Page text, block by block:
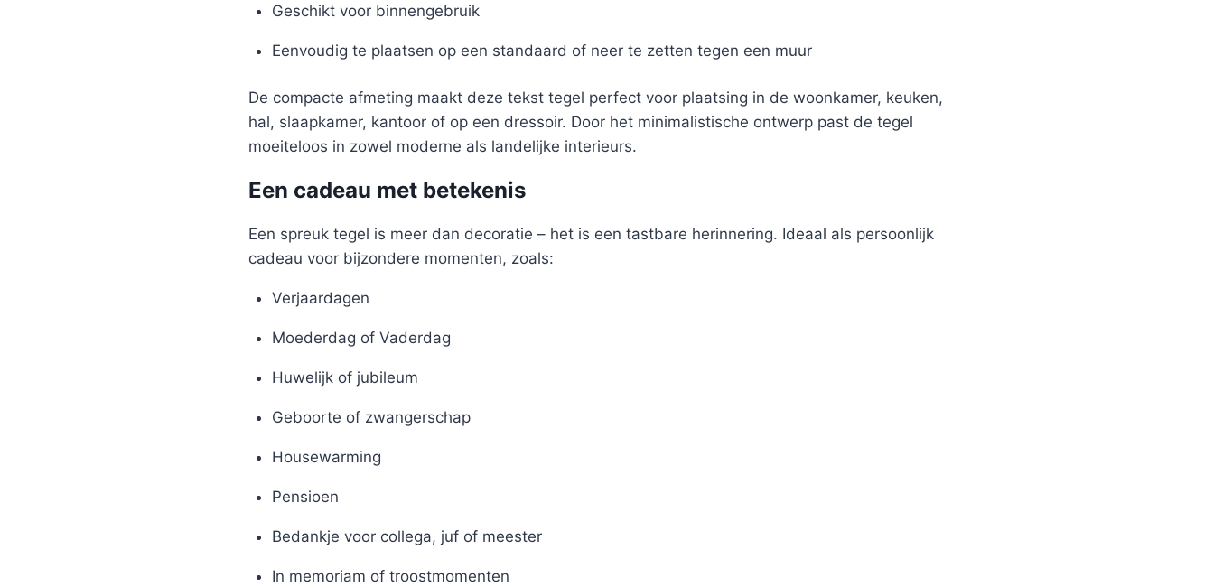
Geschikt voor binnengebruik
Eenvoudig te plaatsen op een standaard of neer te zetten tegen een muur
De compacte afmeting maakt deze tekst tegel perfect voor plaatsing in de woonkamer, keuken,
hal, slaapkamer, kantoor of op een dressoir. Door het minimalistische ontwerp past de tegel
moeiteloos in zowel moderne als landelijke interieurs.
Een cadeau met betekenis
Een spreuk tegel is meer dan decoratie – het is een tastbare herinnering. Ideaal als persoonlijk
cadeau voor bijzondere momenten, zoals:
Verjaardagen
Moederdag of Vaderdag
Huwelijk of jubileum
Geboorte of zwangerschap
Housewarming
Pensioen
Bedankje voor collega, juf of meester
In memoriam of troostmomenten